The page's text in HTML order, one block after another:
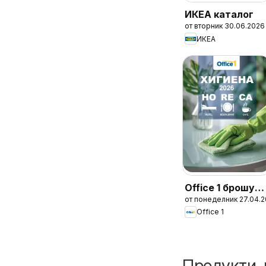
ИКЕА каталог
от вторник 30.06.2026
ИКЕА
Office 1 брошура
- Хотели Horeca
2026
от понеделник
Office 1